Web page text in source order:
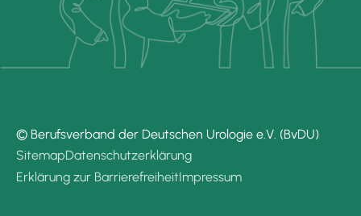
© Berufsverband der Deutschen Urologie e.V. (BvDU)
SitemapDatenschutzerklärung
Erklärung zur BarrierefreiheitImpressum